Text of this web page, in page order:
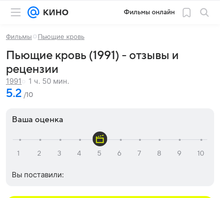
Фильмы онлайн
Фильмы Пьющие кровь
Пьющие кровь (1991) - отзывы и
рецензии
1991 1 ч. 50 мин.
5.2 /10
Ваша оценка
Вы поставили: